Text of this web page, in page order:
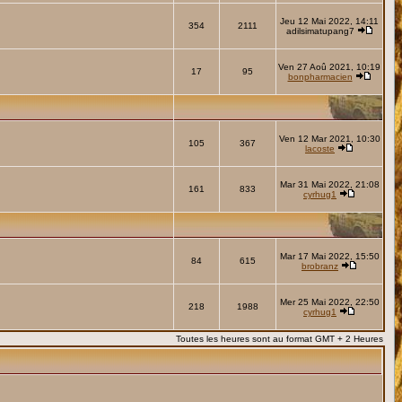
354 2111
Jeu 12 Mai 2022, 14:11
adilsimatupang7
17 95
Ven 27 Aoû 2021, 10:19
bonpharmacien
105 367
Ven 12 Mar 2021, 10:30
lacoste
161 833
Mar 31 Mai 2022, 21:08
cyrhug1
84 615
Mar 17 Mai 2022, 15:50
brobranz
218 1988
Mer 25 Mai 2022, 22:50
cyrhug1
Toutes les heures sont au format GMT + 2 Heures